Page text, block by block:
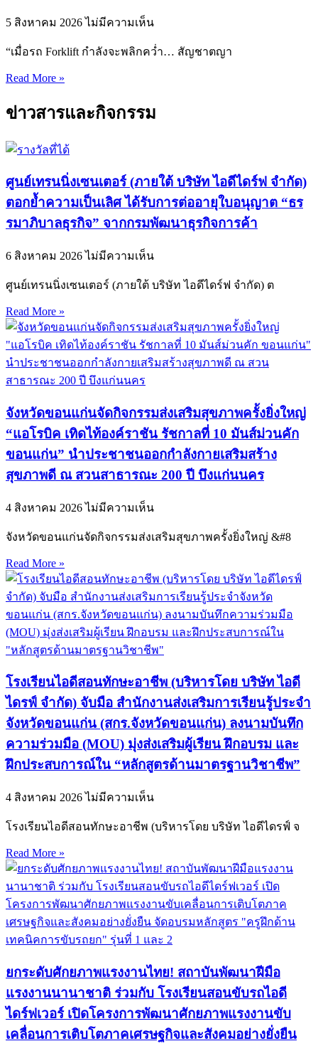
5 สิงหาคม 2026ไม่มีความเห็น
“เมื่อรถ Forklift กำลังจะพลิกคว่ำ… สัญชาตญา
Read More »
ข่าวสารและกิจกรรม
ศูนย์เทรนนิ่งเซนเตอร์ (ภายใต้ บริษัท ไอดีไดร์ฟ จำกัด)
ตอกย้ำความเป็นเลิศ ได้รับการต่ออายุใบอนุญาต “ธร
รมาภิบาลธุรกิจ” จากกรมพัฒนาธุรกิจการค้า
6 สิงหาคม 2026ไม่มีความเห็น
ศูนย์เทรนนิ่งเซนเตอร์ (ภายใต้ บริษัท ไอดีไดร์ฟ จำกัด) ต
Read More »
จังหวัดขอนแก่นจัดกิจกรรมส่งเสริมสุขภาพครั้งยิ่งใหญ่
“แอโรบิค เทิดไท้องค์ราชัน รัชกาลที่ 10 มันส์ม่วนคัก
ขอนแก่น” นำประชาชนออกกำลังกายเสริมสร้าง
สุขภาพดี ณ สวนสาธารณะ 200 ปี บึงแก่นนคร
4 สิงหาคม 2026ไม่มีความเห็น
จังหวัดขอนแก่นจัดกิจกรรมส่งเสริมสุขภาพครั้งยิ่งใหญ่ &#8
Read More »
โรงเรียนไอดีสอนทักษะอาชีพ (บริหารโดย บริษัท ไอดี
ไดรฟ์ จำกัด) จับมือ สำนักงานส่งเสริมการเรียนรู้ประจำ
จังหวัดขอนแก่น (สกร.จังหวัดขอนแก่น) ลงนามบันทึก
ความร่วมมือ (MOU) มุ่งส่งเสริมผู้เรียน ฝึกอบรม และ
ฝึกประสบการณ์ใน “หลักสูตรด้านมาตรฐานวิชาชีพ”
4 สิงหาคม 2026ไม่มีความเห็น
โรงเรียนไอดีสอนทักษะอาชีพ (บริหารโดย บริษัท ไอดีไดรฟ์ จ
Read More »
ยกระดับศักยภาพแรงงานไทย! สถาบันพัฒนาฝีมือ
แรงงานนานาชาติ ร่วมกับ โรงเรียนสอนขับรถไอดี
ไดร์ฟเวอร์ เปิดโครงการพัฒนาศักยภาพแรงงานขับ
เคลื่อนการเติบโตภาคเศรษฐกิจและสังคมอย่างยั่งยืน